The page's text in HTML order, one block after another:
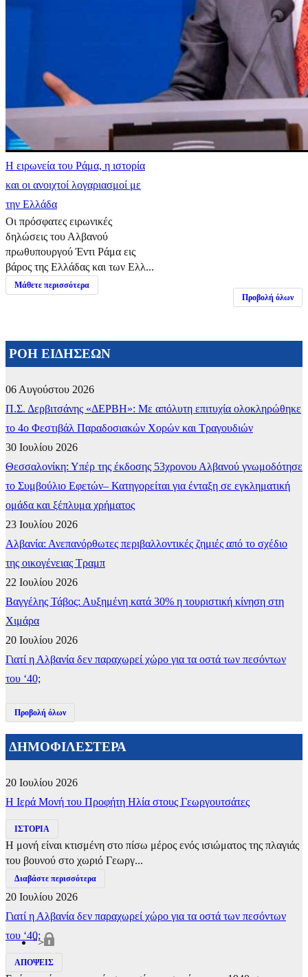
Η ειρωνεία του Ράμα, η ιστορία
και οι ανοιχτοί λογαριασμοί με
την Ελλάδα
Οι πρόσφατες ειρωνικές
δηλώσεις του Αλβανού
πρωθυπουργού Έντι Ράμα εις
βάρος της Ελλάδας και των Ελλ...
Μάθετε περισσότερα
Προβολή όλων
ΡΟΗ ΕΙΔΗΣΕΩΝ
06 Αυγούστου 2026
Π.Σ. Δερβιτσάνης «ΔΕΡΒΗ»: Με απόλυτη επιτυχία ολοκληρώθηκε
το 4ο Φεστιβάλ Παραδοσιακών Χορών και Τραγουδιών
30 Ιουλίου 2026
Θεσσαλονίκη: Υπέρ της έκδοσης 53χρονου Αλβανού γνωμοδότησε
το Συμβούλιο Εφετών– Κατηγορείται για ένταξη σε εγκληματική
ομάδα και ξέπλυμα χρήματος
23 Ιουλίου 2026
Αλβανία: Ανεπανόρθωτες περιβαλλοντικές ζημιές από το σχέδιο
της οικογένειας Τραμπ
22 Ιουλίου 2026
Βαγγέλης Τάβος: Αυξημένη κατά 30% η τουριστική κίνηση στη
Χιμάρα
20 Ιουλίου 2026
Γιατί η Αλβανία δεν παραχωρεί χώρο για τα οστά των πεσόντων
του ‘40;
Προβολή όλων
ΔΗΜΟΦΙΛΕΣΤΕΡΑ
20 Ιουλίου 2026
​Η Ιερά Μονή του Προφήτη Ηλία στους Γεωργουτσάτες
ΙΣΤΟΡΙΑ
Η μονή είναι κτισμένη στο πίσω μέρος ενός ισιώματος της πλαγιάς
του βουνού στο χωριό Γεωργ...
Διαβάστε περισσότερα
20 Ιουλίου 2026
Γιατί η Αλβανία δεν παραχωρεί χώρο για τα οστά των πεσόντων
του ‘40;
ΑΠΟΨΕΙΣ
">